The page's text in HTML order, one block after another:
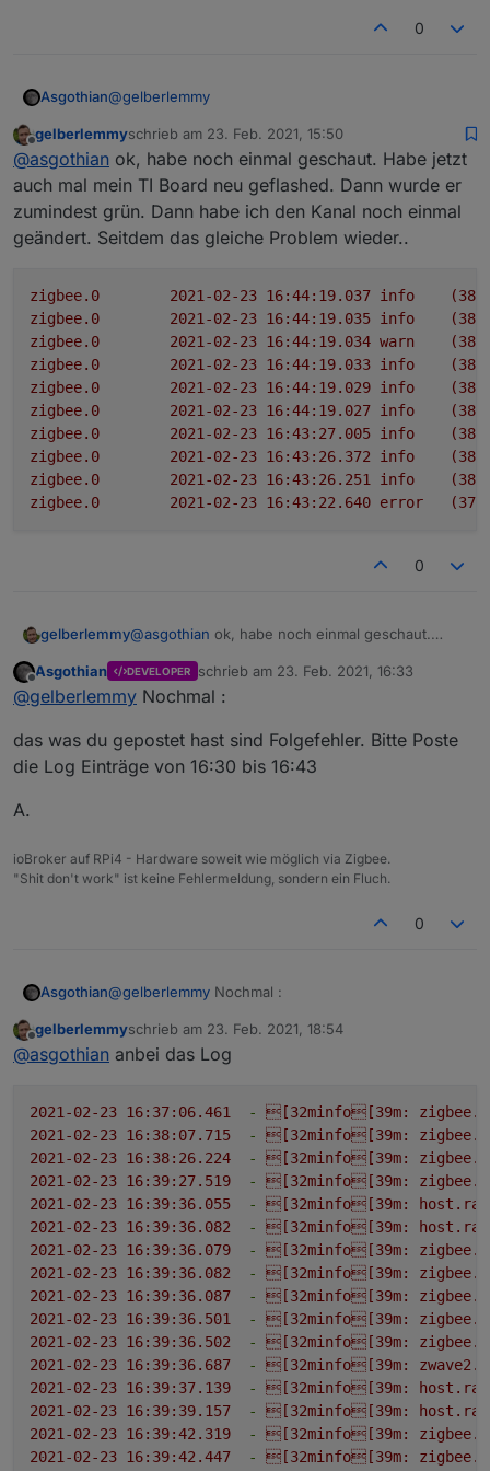
gesagt ich muss vorher speichern und den
Adapter neu starten. IObroker Fix auch schon
zigbee.0	2021-02-23 14:27:30.600
0
Asgothian@gelberlemmy
Bitte früher im Log schauen. Das was du da
gepostet hast sind Fehler die auftreten wenn der
Zigbee Adapter versucht sich zu beenden ohne das
er sauber initialisiert wurde. Der eigentliche Fehler
tritt vorher auf.
A.
Offline
gelberlemmyschrieb am 23. Feb. 2021, 15:50
zuletzt editiert von
@asgothian ok, habe noch einmal geschaut. Habe jetzt
auch mal mein TI Board neu geflashed. Dann wurde er
zumindest grün. Dann habe ich den Kanal noch einmal
geändert. Seitdem das gleiche Problem wieder..
zigbee.0 info
zigbee.0
info
zigbee.0
warn
zigbee.0
info
zigbee.0
info
zigbee.0
info
zigbee.0
info
zigbee.0
info
zigbee.0
info
zigbee.0
error
0
gelberlemmy@asgothian ok, habe noch einmal geschaut.
geflashed. Dann wurde er zumindest grün. Dann
habe ich den Kanal noch einmal geändert.
zigbee.0	2021-02-23 16:44:19.037	info
zigbee.0	2021-02-23 16:44:19.035
zigbee.0	2021-02-23 16:44:19.033
zigbee.0	2021-02-23 16:44:19.029
zigbee.0	2021-02-23 16:44:19.027	info
Offline
Asgothian DEVELOPER schrieb am 23. Feb. 2021, 16:33
zuletzt editiert von
@gelberlemmy Nochmal :
das was du gepostet hast sind Folgefehler. Bitte Poste
die Log Einträge von 16:30 bis 16:43
A.
ioBroker auf RPi4 - Hardware soweit wie möglich via Zigbee.
"Shit don't work" ist keine Fehlermeldung, sondern ein Fluch.
0
Asgothian@gelberlemmy Nochmal :
das was du gepostet hast sind Folgefehler. Bitte
Poste die Log Einträge von 16:30 bis 16:43
Offline
gelberlemmyschrieb am 23. Feb. 2021, 18:54
zuletzt editiert von
@asgothian anbei das Log
2021-02-23 16:37:06.461 - [32minfo[39m:
zigbee.0
2021-02-23 16:38:07.715
- [32minfo[39m:
zigbee.0
2021-02-23 16:38:26.224
- [32minfo[39m:
zigbee.0
2021-02-23 16:39:27.519
- [32minfo[39m:
zigbee.0
2021-02-23 16:39:36.055
- [32minfo[39m:
2021-02-23 16:39:36.082
- [32minfo[39m:
2021-02-23 16:39:36.079
- [32minfo[39m:
zigbee.0
2021-02-23 16:39:36.082
- [32minfo[39m:
zigbee.0
2021-02-23 16:39:36.087
- [32minfo[39m:
zigbee.0
2021-02-23 16:39:36.501
- [32minfo[39m:
zigbee.0
2021-02-23 16:39:36.502
- [32minfo[39m:
zigbee.0
2021-02-23 16:39:36.687
- [32minfo[39m:
zwave2.0
2021-02-23 16:39:37.139
- [32minfo[39m:
2021-02-23 16:39:39.157
- [32minfo[39m:
2021-02-23 16:39:42.319
- [32minfo[39m:
zigbee.0
2021-02-23 16:39:42.447
- [32minfo[39m:
zigbee.0